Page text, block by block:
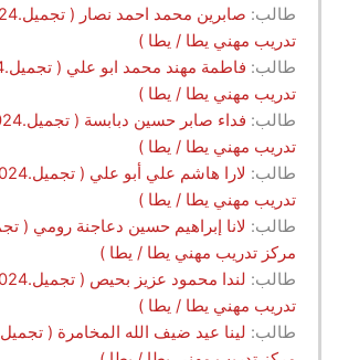
طالب:
تدريب مهني يطا / يطا )
طالب:
تدريب مهني يطا / يطا )
طالب:
تدريب مهني يطا / يطا )
طالب:
تدريب مهني يطا / يطا )
طالب:
مركز تدريب مهني يطا / يطا )
طالب:
تدريب مهني يطا / يطا )
طالب: